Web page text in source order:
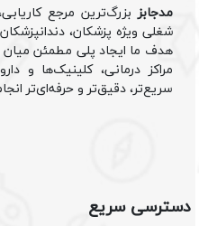
مدجابزبزرگ‌ترین مرجع
شغلی ویژه پزشکان،
هدف ما ایجاد پلی مطمئن
مراکز درمانی، کلینیک‌ها و
سریع‌تر، دقیق‌تر و حرفه‌ای‌تر
دسترسی سریع